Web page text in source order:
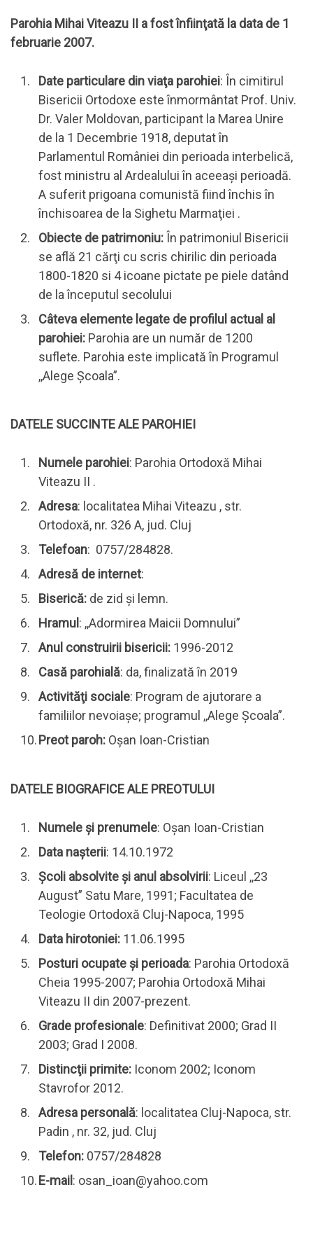
Parohia Mihai Viteazu II a fost înfiinţată la data de 1
februarie 2007.
Date particulare din viaţa parohiei: În cimitirul
Bisericii Ortodoxe este înmormântat Prof. Univ.
Dr. Valer Moldovan, participant la Marea Unire
de la 1 Decembrie 1918, deputat în
Parlamentul României din perioada interbelică,
fost ministru al Ardealului în aceeaşi perioadă.
A suferit prigoana comunistă fiind închis în
închisoarea de la Sighetu Marmaţiei .
Obiecte de patrimoniu: În patrimoniul Bisericii
se află 21 cărţi cu scris chirilic din perioada
1800-1820 si 4 icoane pictate pe piele datând
de la începutul secolului
Câteva elemente legate de profilul actual al
parohiei: Parohia are un număr de 1200
suflete. Parohia este implicată în Programul
,,Alege Şcoala”.
DATELE SUCCINTE ALE PAROHIEI
Numele parohiei: Parohia Ortodoxă Mihai
Viteazu II .
Adresa: localitatea Mihai Viteazu , str.
Ortodoxă, nr. 326 A, jud. Cluj
Telefoan: 0757/284828.
Adresă de internet:
Biserică: de zid şi lemn.
Hramul : ,,Adormirea Maicii Domnului”
Anul construirii bisericii: 1996-2012
Casă parohială: da, finalizată în 2019
Activităţi sociale: Program de ajutorare a
familiilor nevoiaşe; programul ,,Alege Şcoala”.
Preot paroh: Oşan Ioan-Cristian
DATELE BIOGRAFICE ALE PREOTULUI
Numele şi prenumele: Oşan Ioan-Cristian
Data naşterii: 14.10.1972
Şcoli absolvite și anul absolvirii: Liceul ,,23
August” Satu Mare, 1991; Facultatea de
Teologie Ortodoxă Cluj-Napoca, 1995
Data hirotoniei: 11.06.1995
Posturi ocupate şi perioada: Parohia Ortodoxă
Cheia 1995-2007; Parohia Ortodoxă Mihai
Viteazu II din 2007-prezent.
Grade profesionale: Definitivat 2000; Grad II
2003; Grad I 2008.
Distincţii primite: Iconom 2002; Iconom
Stavrofor 2012.
Adresa personală: localitatea Cluj-Napoca, str.
Padin , nr. 32, jud. Cluj
Telefon: 0757/284828
E-mail : osan_ioan@yahoo.com